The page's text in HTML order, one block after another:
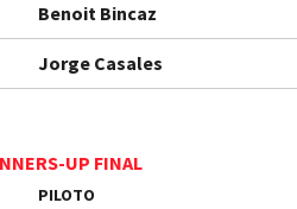
Benoit Bincaz
Jorge Casales
UP FINAL
PILOTO